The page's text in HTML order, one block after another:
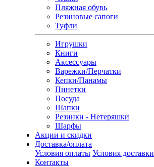
Пляжная обувь
Резиновые сапоги
Туфли
Игрушки
Книги
Аксессуары
Варежки/Перчатки
Кепки/Панамы
Пинетки
Посуда
Шапки
Резинки - Нетеряшки
Шарфы
Акции и скидки
Доставка/оплата
Условия оплаты Условия доставки
Контакты